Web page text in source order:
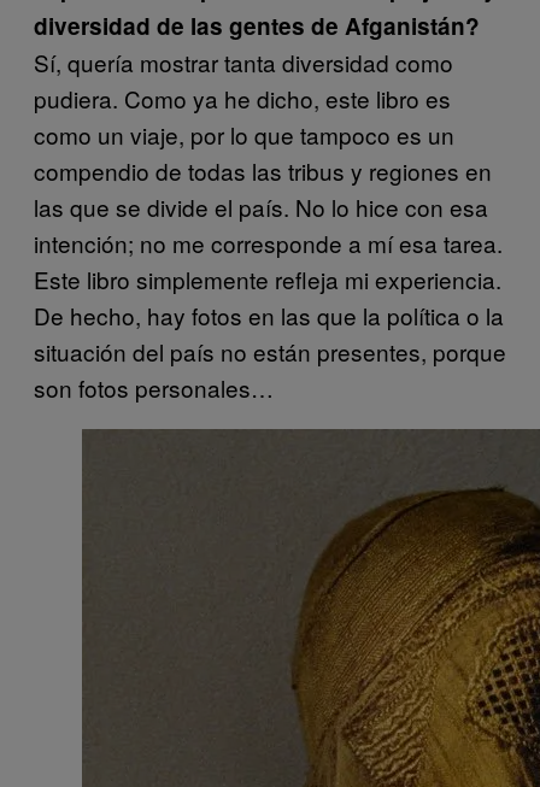
diversidad de las gentes de Afganistán?
Sí, quería mostrar tanta diversidad como
pudiera. Como ya he dicho, este libro es
como un viaje, por lo que tampoco es un
compendio de todas las tribus y regiones en
las que se divide el país. No lo hice con esa
intención; no me corresponde a mí esa tarea.
Este libro simplemente refleja mi experiencia.
De hecho, hay fotos en las que la política o la
situación del país no están presentes, porque
son fotos personales…